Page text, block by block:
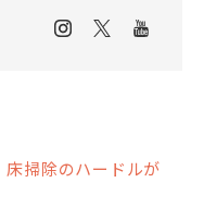
掃除のハードルが